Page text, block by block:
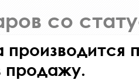
со
производится
продажу.